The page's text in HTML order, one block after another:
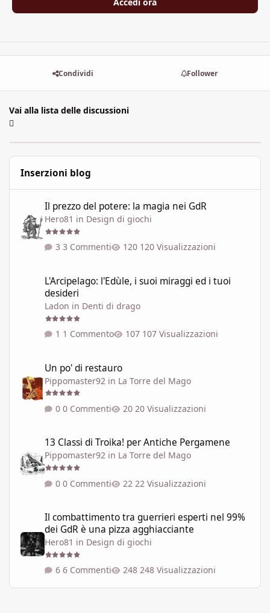
Condividi Follower
Vai alla lista delle discussioni
Inserzioni blog
Il prezzo del potere: la magia nei GdR
Hero81 in Design di giochi
3 Commenti 120 Visualizzazioni
L'Arcipelago: l'Edùle, i suoi miraggi ed i tuoi
desideri
Ladon in Denti di drago
1 Commento 107 Visualizzazioni
Un po' di restauro
Pippomaster92 in La Torre del Mago
0 Commenti 20 Visualizzazioni
13 Classi di Troika! per Antiche Pergamene
Pippomaster92 in La Torre del Mago
0 Commenti 22 Visualizzazioni
Il combattimento tra guerrieri esperti nel 99%
dei GdR è una pizza agghiacciante
Hero81 in Design di giochi
6 Commenti 248 Visualizzazioni